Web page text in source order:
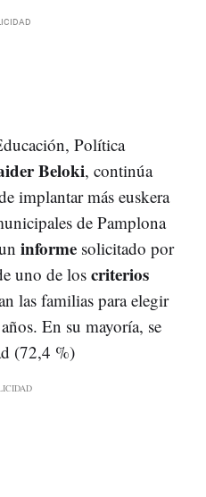
Política
Beloki, continúa
implantar más euskera
de Pamplona
informe solicitado por
uno de los criterios
las familias para elegir
En su mayoría, se
(72,4 %)